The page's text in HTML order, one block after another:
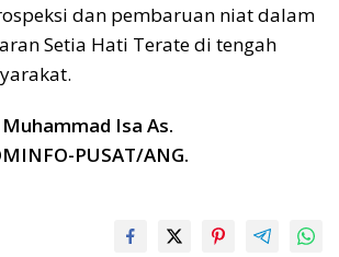
dan pembaruan niat dalam
Setia Hati Terate di tengah
Isa As.
PUSAT/ANG.